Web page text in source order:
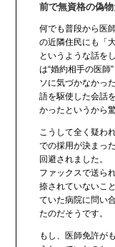
前で無資格の偽
何でも普段から医
の近隣住民にも「
というような話を
は“婚約相手の医師
ソに気づかなかっ
語を駆使した会話
かったというから
こうして全く疑わ
での採用が決まっ
回避されました。
ファックスで送ら
捺されていないこ
ていた病院に問い
たのだそうです。
もし、医師免許が